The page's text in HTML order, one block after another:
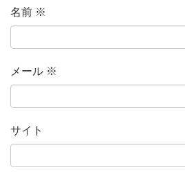
名前 ※
メール ※
サイト